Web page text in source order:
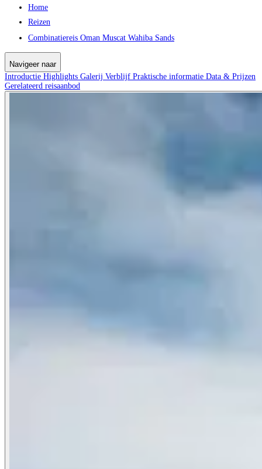
Home
Reizen
Combinatiereis Oman Muscat Wahiba Sands
Navigeer naar
Introductie Highlights Galerij Verblijf Praktische informatie Data & Prijzen
Gerelateerd reisaanbod